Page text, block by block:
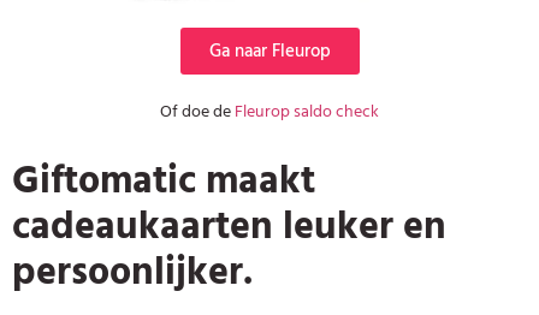
Giftomatic maakt
cadeaukaarten leuker en
persoonlijker.
Ga naar Fleurop
Of doe deFleurop saldo check